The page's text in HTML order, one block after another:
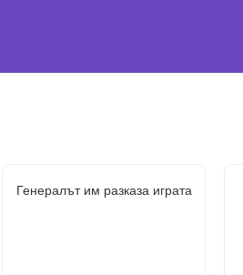
Генералът им разказа играта